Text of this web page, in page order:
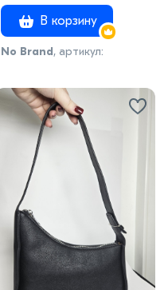
В корзину
No Brand, артикул: